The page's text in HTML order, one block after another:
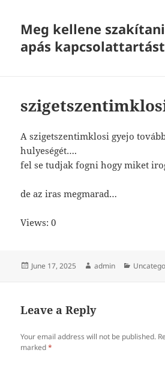
Meg kellene
apás
A szigetszentimklosi gyejo
hulyeségét….
fel se tudjak fogni hogy miket
de az iras megmarad…
Views: 0
Posted
June 17, 2025 Author
admin
Leave a Reply
Your email address will not be published.
marked*